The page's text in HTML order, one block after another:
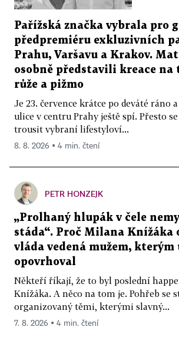
Pařížská značka vybrala pro
předpremiéru exkluzivních
Prahu, Varšavu a Krakov.
osobně představili kreace na
růže a pižmo
Je 23. července krátce po deváté ráno
ulice v centru Prahy ještě spí. Přesto
trousit vybraní lifestyloví...
8. 8. 2026 ▪ 4 min. čtení
PETR HONZEJK
„Prolhaný hlupák v čele
stáda“. Proč Milana Knížáka
vláda vedená mužem, kterým
opovrhoval
Někteří říkají, že to byl poslední
Knížáka. A něco na tom je. Pohřeb se
organizovaný těmi, kterými slavný...
7. 8. 2026 ▪ 4 min. čtení